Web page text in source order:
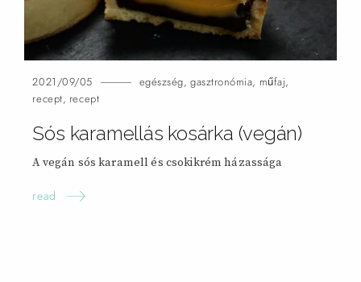
2021/09/05 egészség,gasztronómia, műfaj,
recept, recept
Sós karamellás kosárka (vegán)
A vegán sós karamell és csokikrém házassága
read